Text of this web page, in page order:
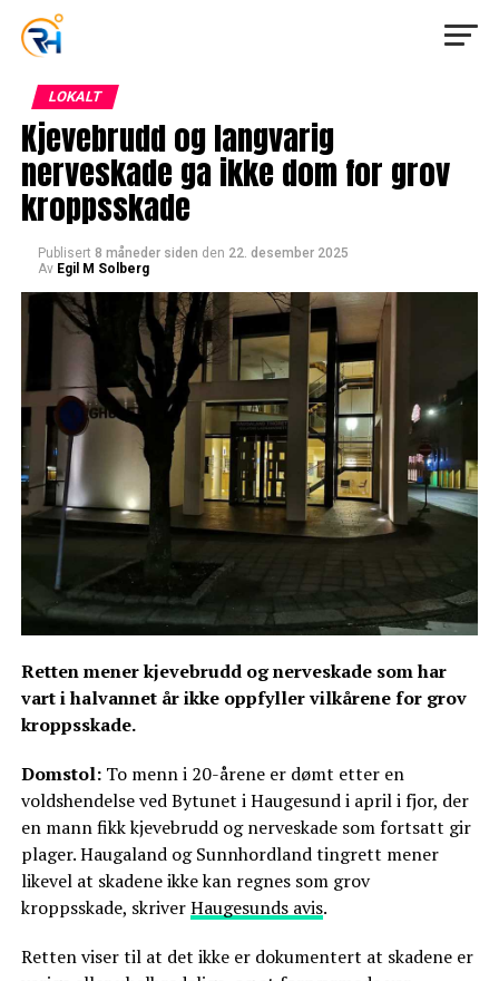
LOKALT
Kjevebrudd og langvarig
nerveskade ga ikke dom for grov
kroppsskade
Publisert 8 måneder siden den 22. desember 2025
Av Egil M Solberg
Retten mener kjevebrudd og nerveskade som har
vart i halvannet år ikke oppfyller vilkårene for grov
kroppsskade.
Domstol:To menn i 20-årene er dømt etter en
voldshendelse ved Bytunet i Haugesund i april i fjor, der
en mann fikk kjevebrudd og nerveskade som fortsatt gir
plager. Haugaland og Sunnhordland tingrett mener
likevel at skadene ikke kan regnes som grov
kroppsskade, skriverHaugesunds avis.
Retten viser til at det ikke er dokumentert at skadene er